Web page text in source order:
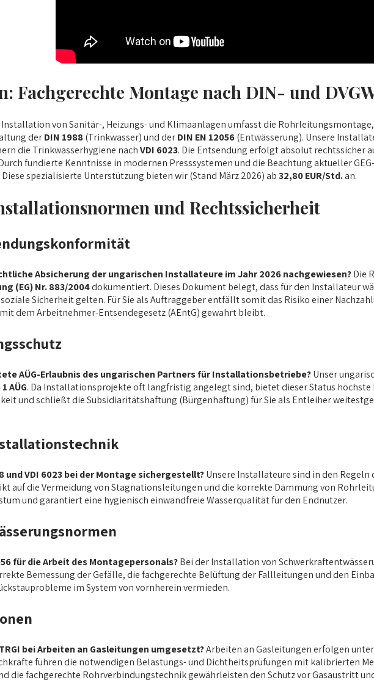
Fachgerechte Montage nach DIN- und
von Sanitär-, Heizungs- und Klimaanlagen umfasst die
derDIN 1988(Trinkwasser) und derDIN EN 12056(Entwässerung). Unsere
die Trinkwasserhygiene nachVDI 6023. Die Entsendung erfolgt absolut rechtssicher
fundierte Kenntnisse in modernen Presssystemen und die Beachtung aktueller
spezialisierte Unterstützung bieten wir (Stand März 2026) ab32,80 EUR/Std.an.
und Rechtssicherheit
Absicherung der ungarischen Installateure im Jahr 2026 nachgewiesen?Die
(EG) Nr. 883/2004dokumentiert. Dieses Dokument belegt, dass für den Installateur
Sicherheit gelten. Für Sie als Auftraggeber entfällt somit das Risiko einer
dem Arbeitnehmer-Entsendegesetz (AEntG) gewahrt bleibt.
AÜG-Erlaubnis des ungarischen Partners für Installationsbetriebe?Unser
1 AÜG. Da Installationsprojekte oft langfristig angelegt sind, bietet dieser Status
und schließt die Subsidiaritätshaftung (Bürgenhaftung) für Sie als Entleiher
und VDI 6023 bei der Montage sichergestellt?Unsere Installateure sind in den
auf die Vermeidung von Stagnationsleitungen und die korrekte Dämmung von
und garantiert eine hygienisch einwandfreie Wasserqualität für den Endnutzer.
für die Arbeit des Montagepersonals?Bei der Installation von
Bemessung der Gefälle, die fachgerechte Belüftung der Fallleitungen und den
im System von vornherein vermieden.
bei Arbeiten an Gasleitungen umgesetzt?Arbeiten an Gasleitungen erfolgen
führen die notwendigen Belastungs- und Dichtheitsprüfungen mit kalibrierten
die fachgerechte Rohrverbindungstechnik gewährleisten den Schutz vor Gasaustritt